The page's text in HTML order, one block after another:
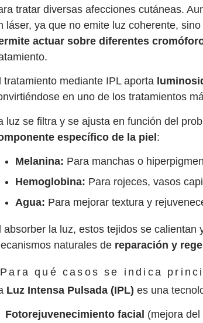
tratar diversas afecciones cutáneas.
láser, ya que no emite luz coherente, sino
actuar sobre diferentes
tratamiento mediante IPL aporta
en uno de los tratamientos
luz se filtra y se ajusta en función del
específico de la piel:
Melanina: Para manchas o
Hemoglobina: Para rojeces, vasos
Agua: Para mejorar textura y
absorber la luz, estos tejidos se calientan
naturales de reparación y
qué casos se indica
Luz Intensa Pulsada (IPL) es una
Fotorejuvenecimiento facial (mejora